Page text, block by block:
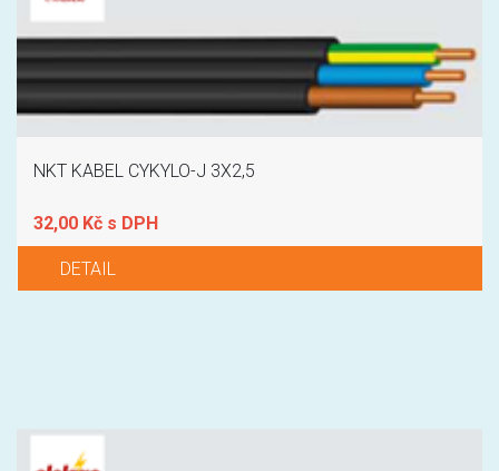
NKT KABEL CYKYLO-J 3X2,5
32,00 Kč s DPH
DETAIL